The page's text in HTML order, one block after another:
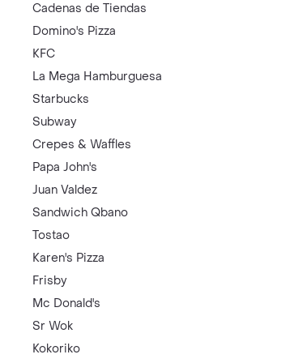
Cadenas de Tiendas
Domino's Pizza
KFC
La Mega Hamburguesa
Starbucks
Subway
Crepes & Waffles
Papa John's
Juan Valdez
Sandwich Qbano
Tostao
Karen's Pizza
Frisby
Mc Donald's
Sr Wok
Kokoriko